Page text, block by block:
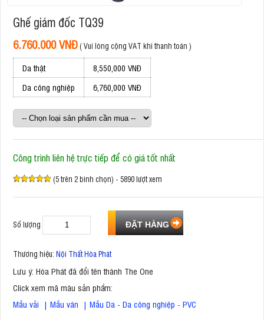
Ghế giám đốc TQ39
6.760.000 VNĐ( Vui lòng cộng VAT khi thanh toán )
Da thật
8,550,000 VNĐ
Da công nghiệp
6,760,000 VNĐ
Công trình liên hệ trực tiếp để có giá tốt nhất
(5 trên 2 bình chọn) - 5890 lượt xem
Số lượng
Thương hiệu: Nội Thất Hòa Phát
Lưu ý: Hòa Phát đã đổi tên thành The One
Click xem mã màu sản phẩm:
Mẫu vải | Mẫu ván | Mẫu Da - Da công nghiệp - PVC